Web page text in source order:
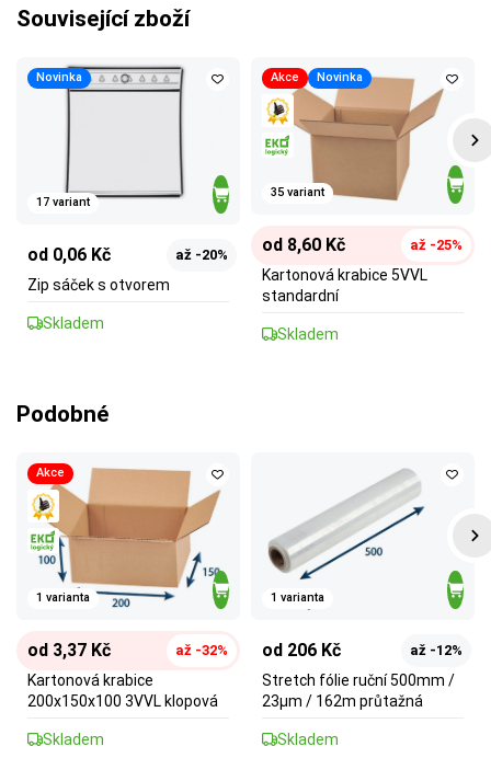
Související zboží
Novinka
17 variant
od 0,06 Kč až -20%
Zip sáček s otvorem
Skladem
Akce Novinka
35 variant
od 8,60 Kč až -25%
Kartonová krabice 5VVL
standardní
Skladem
Podobné
Akce
1 varianta
od 3,37 Kč až -32%
Kartonová krabice
200x150x100 3VVL klopová
Skladem
1 varianta
od 206 Kč až -12%
Stretch fólie ruční 500mm /
23µm / 162m průtažná
Skladem